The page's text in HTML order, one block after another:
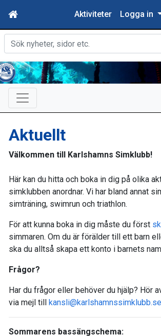
Aktiviteter Logga in
Aktuellt
Välkommen till Karlshamns Simklubb!
Här kan du hitta och boka in dig på olika
simklubben anordnar. Vi har bland annat
simträning, swimrun och triathlon.
För att kunna boka in dig måste du först
simmaren. Om du är förälder till ett barn
ska du alltså skapa ett konto i barnets
Frågor?
Har du frågor eller behöver du hjälp? Hör
via mejl till kansli@karlshamnssimklubb.se
Sommarens bassängschema: